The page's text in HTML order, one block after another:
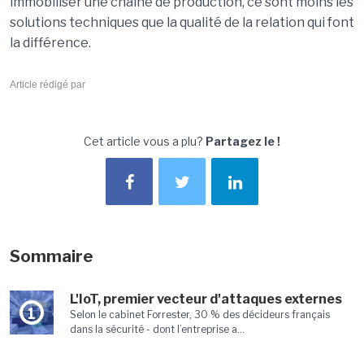
solutions techniques que la qualité de la relation qui font
la différence.
Article rédigé par
Cet article vous a plu? Partagez le !
Sommaire
1
L'IoT, premier vecteur d'attaques externes
Selon le cabinet Forrester, 30 % des décideurs français
dans la sécurité - dont l’entreprise a...